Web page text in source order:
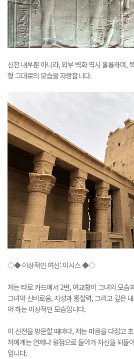
신전 내부뿐 아니라, 외부 벽화 역시 훌륭하며,
형 그대로의 모습을 자랑합니다.
◇◆ 이상적인 여신: 이시스 ◆◇
저는 타로 카드에서 2번, 여교황이 그녀의 모습
그녀의 신비로움, 지성과 통찰력, 그리고 깊은
어 하는 이상적인 모습입니다.
이 신전을 방문할 때마다, 저는 마음을 다잡고
저에게는 언제나 원점으로 돌아가 자신을 되돌
입니다.